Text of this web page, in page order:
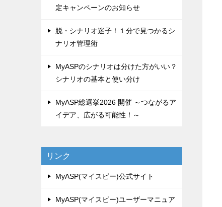
定キャンペーンのお知らせ
脱・シナリオ迷子！１分で見つかるシ
ナリオ管理術
MyASPのシナリオは分けた方がいい？
シナリオの基本と使い分け
MyASP総選挙2026 開催 ～つながるア
イデア、広がる可能性！～
リンク
MyASP(マイスピー)公式サイト
MyASP(マイスピー)ユーザーマニュア